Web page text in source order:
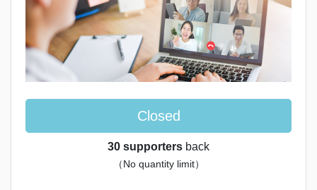
Closed
30 supporters back
（No quantity limit）